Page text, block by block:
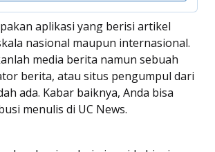
aplikasi yang berisi artikel
nasional maupun internasional.
media berita namun sebuah
berita, atau situs pengumpul dari
ada. Kabar baiknya, Anda bisa
menulis di UC News.